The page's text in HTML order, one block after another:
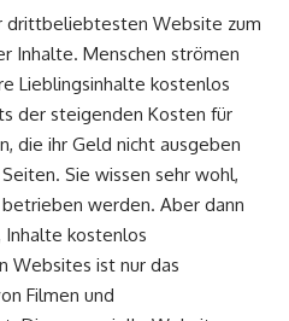
drittbeliebtesten Website zum
Inhalte. Menschen strömen
Lieblingsinhalte kostenlos
der steigenden Kosten für
die ihr Geld nicht ausgeben
Sie wissen sehr wohl,
werden. Aber dann
Inhalte kostenlos
Websites ist nur das
Filmen und